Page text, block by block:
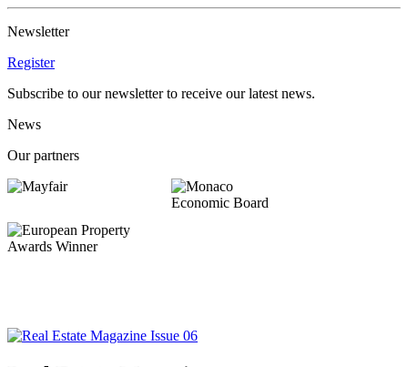
Newsletter
Register
Subscribe to our newsletter to receive our latest news.
News
Our partners